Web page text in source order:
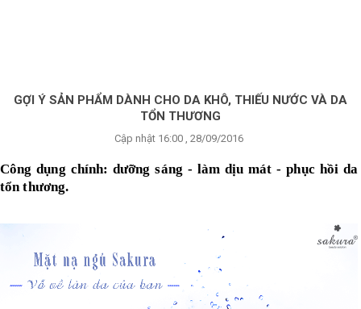
GỢI Ý SẢN PHẨM DÀNH CHO DA KHÔ, THIẾU NƯỚC VÀ DA
TỔN THƯƠNG
Cập nhật 16:00 , 28/09/2016
Công dụng chính: dưỡng sáng - làm dịu mát - phục hồi da
tổn thương.